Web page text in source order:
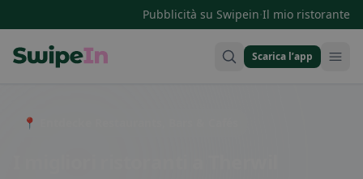
Pubblicità su Swipein·Il mio ristorante
Scarica l’app
📍 Entdecke Restaurants, Bars & Cafés